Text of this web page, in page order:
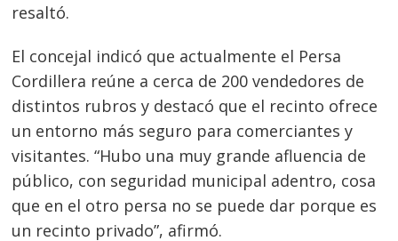
resaltó.
El concejal indicó que actualmente el Persa
Cordillera reúne a cerca de 200 vendedores de
distintos rubros y destacó que el recinto ofrece
un entorno más seguro para comerciantes y
visitantes. “Hubo una muy grande afluencia de
público, con seguridad municipal adentro, cosa
que en el otro persa no se puede dar porque es
un recinto privado”, afirmó.
Navegación
de
entradas